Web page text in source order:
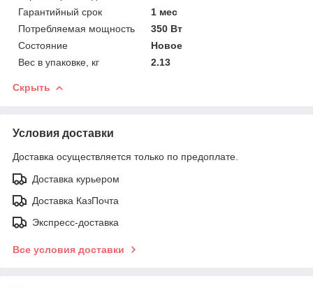
Гарантийный срок
1 мес
Потребляемая мощность
350 Вт
Состояние
Новое
Вес в упаковке, кг
2.13
Скрыть
Условия доставки
Доставка осуществляется только по предоплате.
Доставка курьером
Доставка КазПочта
Экспресс-доставка
Все условия доставки